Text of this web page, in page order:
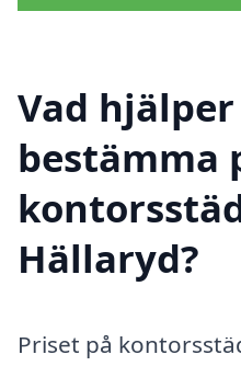
Vad
bestämma
Hällaryd?
Priset på